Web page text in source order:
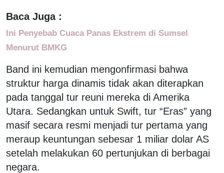
Baca Juga :
Ini Penyebab Cuaca Panas Ekstrem di Sumsel
Menurut BMKG
Band ini kemudian mengonfirmasi bahwa
struktur harga dinamis tidak akan diterapkan
pada tanggal tur reuni mereka di Amerika
Utara. Sedangkan untuk Swift, tur “Eras” yang
masif secara resmi menjadi tur pertama yang
meraup keuntungan sebesar 1 miliar dolar AS
setelah melakukan 60 pertunjukan di berbagai
negara.